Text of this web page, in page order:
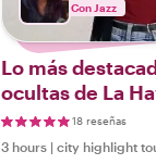
Con Jazz
Lo más
ocultas de La
18 reseñas
3 hours | city highlight